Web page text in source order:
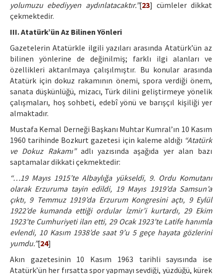
yolumuzu ebediyyen aydınlatacaktır.”[23] cümleler dikkat
çekmektedir.
III. Atatürk’ün Az Bilinen Yönleri
Gazetelerin Atatürkle ilgili yazıları arasında Atatürk’ün az
bilinen yönlerine de değinilmiş; farklı ilgi alanları ve
özellikleri aktarılmaya çalışılmıştır. Bu konular arasında
Atatürk için dokuz rakamının önemi, spora verdiği önem,
sanata düşkünlüğü, mizacı, Türk dilini geliştirmeye yönelik
çalışmaları, hoş sohbeti, edebî yönü ve barışçıl kişiliği yer
almaktadır.
Mustafa Kemal Derneği Başkanı Muhtar Kumral’ın 10 Kasım
1960 tarihinde Bozkurt gazetesi için kaleme aldığı “Atatürk
ve Dokuz Rakamı”adlı yazısında aşağıda yer alan bazı
saptamalar dikkati çekmektedir:
“…19 Mayıs 1915’te Albaylığa yükseldi, 9. Ordu Komutanı
olarak Erzuruma tayin edildi, 19 Mayıs 1919’da Samsun’a
çıktı, 9 Temmuz 1919’da Erzurum Kongresini açtı, 9 Eylül
1922’de kumanda ettiği ordular İzmir’i kurtardı, 29 Ekim
1923’te Cumhuriyeti ilan etti, 29 Ocak 1923’te Latife hanımla
evlendi, 10 Kasım 1938’de saat 9’u 5 geçe hayata gözlerini
yumdu.”[24]
Akın gazetesinin 10 Kasım 1963 tarihli sayısında ise
Atatürk’ün her fırsatta spor yapmayı sevdiği, yüzdüğü, kürek